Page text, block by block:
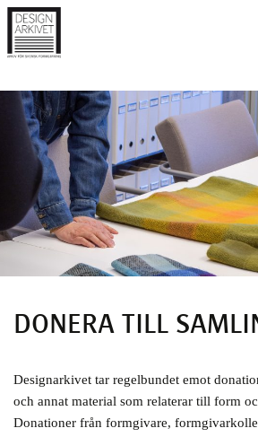
DONERA TILL
Designarkivet tar regelbundet emot
och annat material som relaterar till form
Donationer från formgivare,